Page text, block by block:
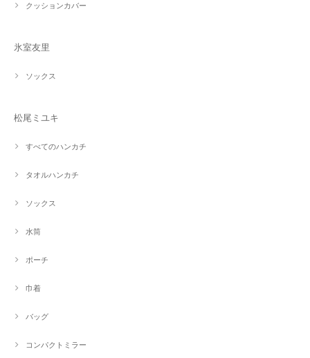
クッションカバー
氷室友里
ソックス
松尾ミユキ
すべてのハンカチ
タオルハンカチ
ソックス
水筒
ポーチ
巾着
バッグ
コンパクトミラー